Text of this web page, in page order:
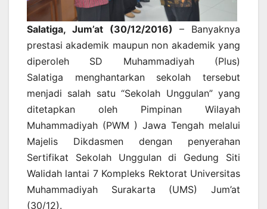
Salatiga, Jum’at (30/12/2016) – Banyaknya
prestasi akademik maupun non akademik yang
diperoleh SD Muhammadiyah (Plus)
Salatiga menghantarkan sekolah tersebut
menjadi salah satu “Sekolah Unggulan” yang
ditetapkan oleh Pimpinan Wilayah
Muhammadiyah (PWM ) Jawa Tengah melalui
Majelis Dikdasmen dengan penyerahan
Sertifikat Sekolah Unggulan di Gedung Siti
Walidah lantai 7 Kompleks Rektorat Universitas
Muhammadiyah Surakarta (UMS) Jum’at
(30/12).